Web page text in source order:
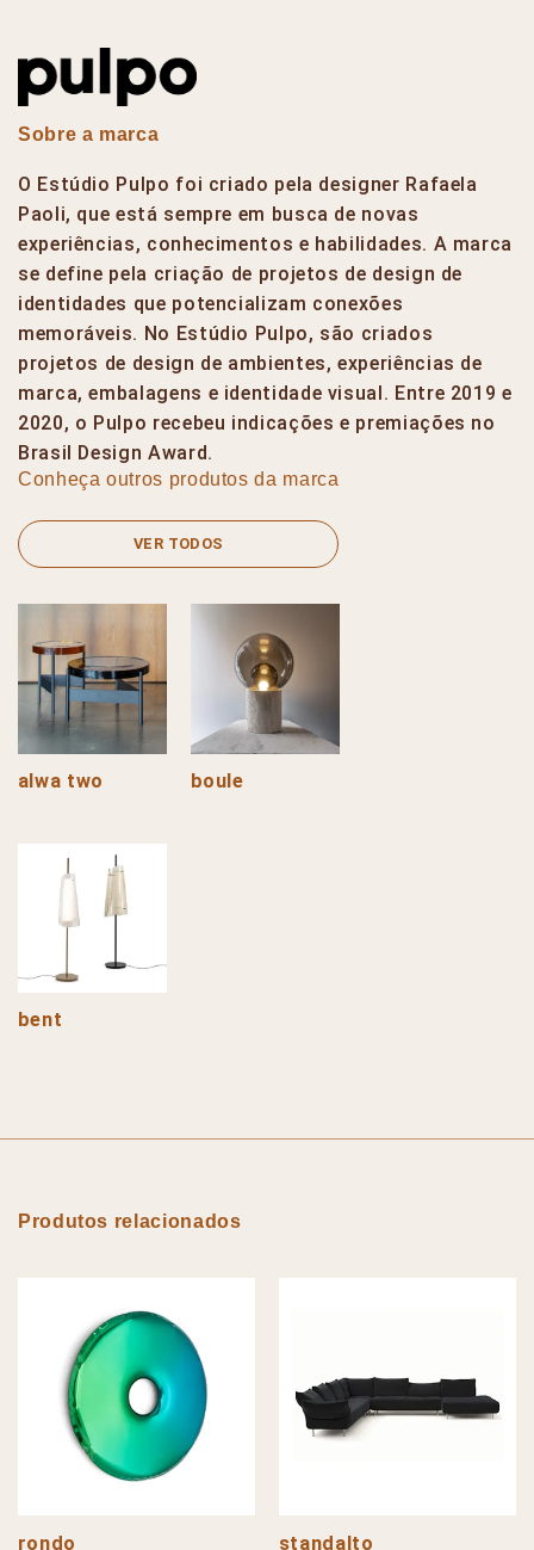
Sobre a marca
O Estúdio Pulpo foi criado pela designer Rafaela
Paoli, que está sempre em busca de novas
experiências, conhecimentos e habilidades. A marca
se define pela criação de projetos de design de
identidades que potencializam conexões
memoráveis. No Estúdio Pulpo, são criados
projetos de design de ambientes, experiências de
marca, embalagens e identidade visual. Entre 2019 e
2020, o Pulpo recebeu indicações e premiações no
Brasil Design Award.
Conheça outros produtos da marca
VER TODOS
alwa two boule
bent
Produtos relacionados
rondo standalto